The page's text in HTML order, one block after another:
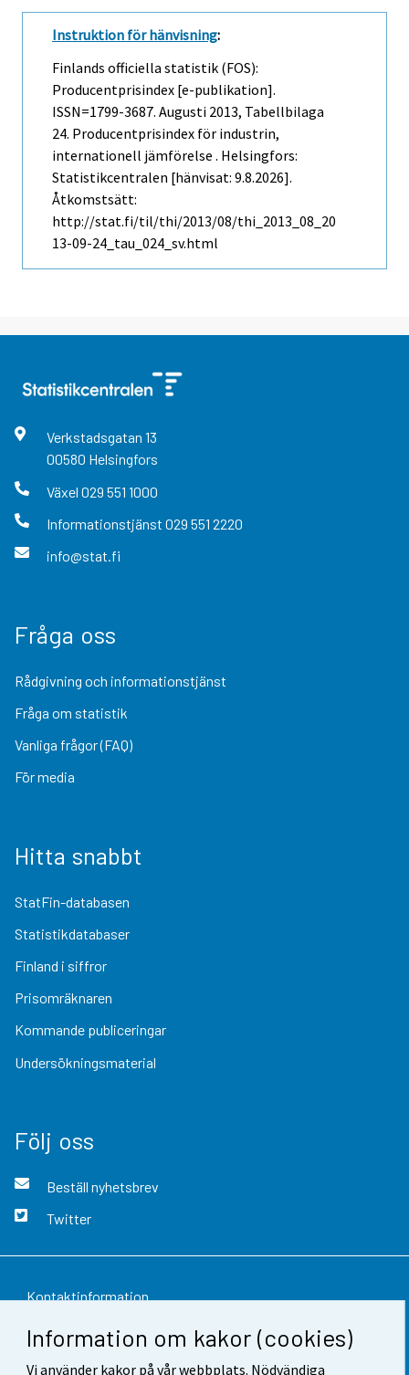
Information om kakor (cookies)
Vi använder kakor på vår webbplats. Nödvändiga
Instruktion för hänvisning:
Finlands officiella statistik (FOS):
Producentprisindex [e-publikation].
ISSN=1799-3687. Augusti 2013, Tabellbilaga
24. Producentprisindex för industrin,
internationell jämförelse . Helsingfors:
Statistikcentralen [hänvisat: 9.8.2026].
Åtkomstsätt:
http://stat.fi/til/thi/2013/08/thi_2013_08_20
13-09-24_tau_024_sv.html
Verkstadsgatan 13
00580 Helsingfors
Växel 029 551 1000
Informationstjänst 029 551 2220
info@stat.fi
Fråga oss
Rådgivning och informationstjänst
Fråga om statistik
Vanliga frågor (FAQ)
För media
Hitta snabbt
StatFin-databasen
Statistikdatabaser
Finland i siffror
Prisomräknaren
Kommande publiceringar
Undersökningsmaterial
Följ oss
Beställ nyhetsbrev
Twitter
Kontaktinformation
Respons
Användarvillkor